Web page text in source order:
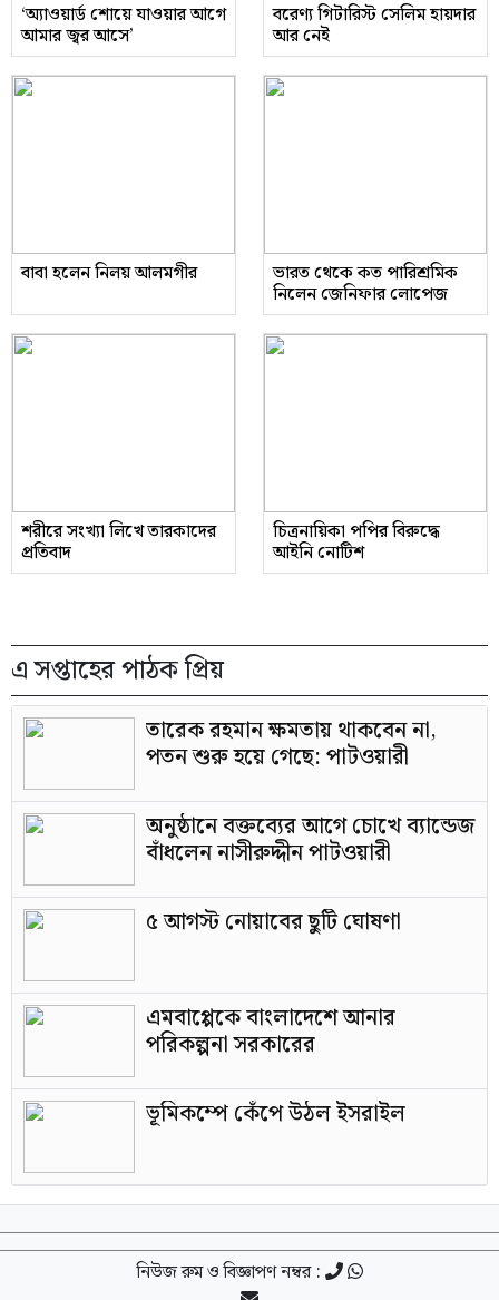
‘অ্যাওয়ার্ড শোয়ে যাওয়ার আগে
আমার জ্বর আসে’
বরেণ্য গিটারিস্ট সেলিম হায়দার
আর নেই
বাবা হলেন নিলয় আলমগীর ভারত থেকে কত পারিশ্রমিক
নিলেন জেনিফার লোপেজ
শরীরে সংখ্যা লিখে তারকাদের
প্রতিবাদ
চিত্রনায়িকা পপির বিরুদ্ধে
আইনি নোটিশ
এ সপ্তাহের পাঠক প্রিয়
তারেক রহমান ক্ষমতায় থাকবেন না,
পতন শুরু হয়ে গেছে: পাটওয়ারী
অনুষ্ঠানে বক্তব্যের আগে চোখে ব্যান্ডেজ
বাঁধলেন নাসীরুদ্দীন পাটওয়ারী
৫ আগস্ট নোয়াবের ছুটি ঘোষণা
এমবাপ্পেকে বাংলাদেশে আনার
পরিকল্পনা সরকারের
ভূমিকম্পে কেঁপে উঠল ইসরাইল
নিউজ রুম ও বিজ্ঞাপণ নম্বর :